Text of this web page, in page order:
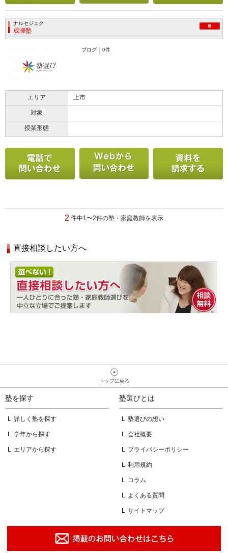
電話で問い合わせるメールで問い合わせ
ナルセジュク
成瀬塾
ブログ 0件
エリア 上市
対象
授業形態
2 件中1〜2件の塾・家庭教師を表示
直接相談したい方へ
塾を探す
詳しく塾を探す
学年から探す
エリアから探す
塾選びとは
塾選びの想い
会社概要
プライバシーポリシー
利用規約
コラム
よくある質問
サイトマップ